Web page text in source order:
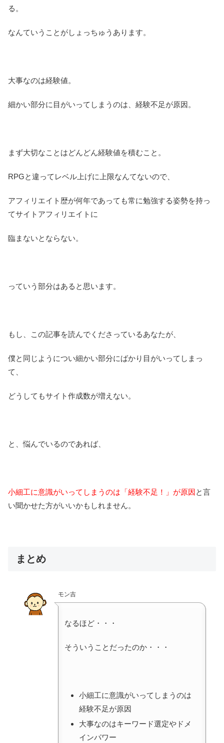
る。
なんていうことがしょっちゅうあります。
大事なのは経験値。
細かい部分に目がいってしまうのは、経験不足が原因。
まず大切なことはどんどん経験値を積むこと。
RPGと違ってレベル上げに上限なんてないので、
アフィリエイト歴が何年であっても常に勉強する姿勢を持っ
てサイトアフィリエイトに
臨まないとならない。
っていう部分はあると思います。
もし、この記事を読んでくださっているあなたが、
僕と同じようについ細かい部分にばかり目がいってしまっ
て、
どうしてもサイト作成数が増えない。
と、悩んでいるのであれば、
小細工に意識がいってしまうのは「経験不足！」が原因と言
い聞かせた方がいいかもしれません。
まとめ
モン吉
なるほど・・・
そういうことだったのか・・・
小細工に意識がいってしまうのは
経験不足が原因
大事なのはキーワード選定やドメ
インパワー